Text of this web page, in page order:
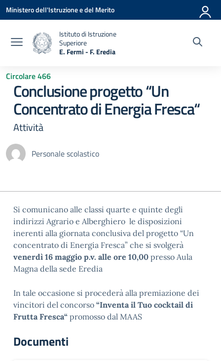
Vai ai contenuti
Vai al menu di navigazione
Vai al footer
Ministero dell'Istruzione e del Merito
Istituto di Istruzione
Superiore
E. Fermi - F. Eredia
Circolare 466
Conclusione progetto “Un
Concentrato di Energia Fresca“
Attività
Personale scolastico
Si comunicano alle classi quarte e quinte degli
indirizzi Agrario e Alberghiero le disposizioni
inerenti alla giornata conclusiva del progetto “Un
concentrato di Energia Fresca” che si svolgerà
venerdì 16 maggio p.v. alle ore 10,00 presso Aula
Magna della sede Eredia
In tale occasione si procederà alla premiazione dei
vincitori del concorso “Inventa il Tuo cocktail di
Frutta Fresca“ promosso dal MAAS
Documenti